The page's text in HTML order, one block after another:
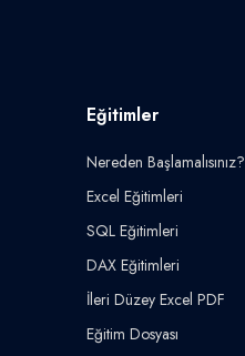
Eğitimler
Nereden Başlamalısınız?
Excel Eğitimleri
SQL Eğitimleri
DAX Eğitimleri
İleri Düzey Excel PDF
Eğitim Dosyası